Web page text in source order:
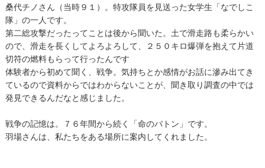
桑代チノさん（当時９１）。特攻隊員を見送った女学生「なでしこ
隊」の一人です。
第二総攻撃だったってことは後から聞いた。土で滑走路も柔らかい
ので、滑走を長くしてよろよろして、２５０キロ爆弾を抱えて片道
切符の燃料もらって行ったんです
体験者から初めて聞く、戦争。気持ちとか感情がお話に滲み出てき
ているので資料からではわからないことが、聞き取り調査の中では
発見できるんだなと感じました。
戦争の記憶は。７６年間から続く「命のバトン」です。
羽場さんは、私たちをある場所に案内してくれました。